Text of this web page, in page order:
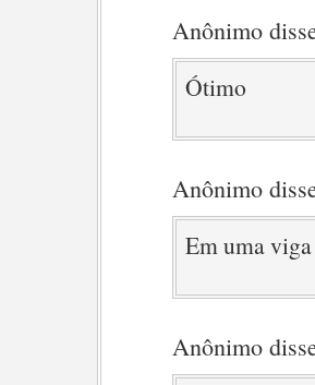
Anônimo
Ótimo
Anônimo
Em uma
Anônimo